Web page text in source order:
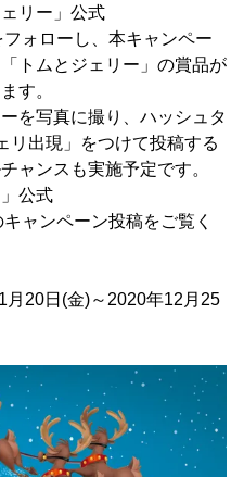
リー」公式
ォローし、本キャンペー
トムとジェリー」の賞品が
す。
を写真に撮り、ハッシュタ
リ出現」をつけて投稿する
ャンスも実施予定です。
公式
ャンペーン投稿をご覧く
月20日(金)～2020年12月25